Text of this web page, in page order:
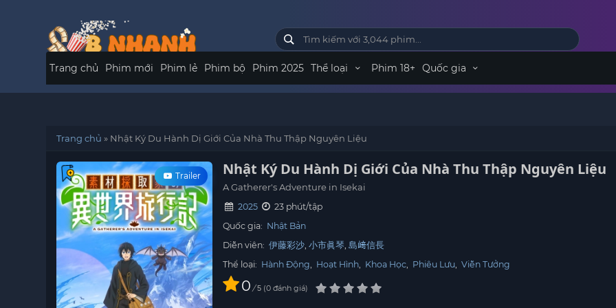
Trang chủ Phim mới Phim lẻ Phim bộ Phim 2025 Thể loại Phim 18+ Quốc gia
Trang chủ » Nhật Ký Du Hành Dị Giới Của Nhà Thu Thập Nguyên Liệu
Trailer Nhật Ký Du Hành Dị Giới Của Nhà Thu Thập Nguyên Liệu
A Gatherer's Adventure in Isekai
2025
23 phút/tập
Quốc gia: Nhật Bản
Diễn viên: 伊藤彩沙 小市眞琴 島﨑信長
Thể loại: Hành Động, Hoạt Hình, Khoa Học, Phiêu Lưu, Viễn Tưởng
0 / 5 0 đánh giá